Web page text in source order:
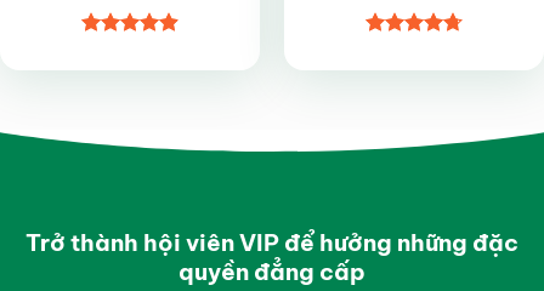
hạng4.95
hạng4.75
Trở thành hội viên VIP để hưởng những đặc
quyền đẳng cấp